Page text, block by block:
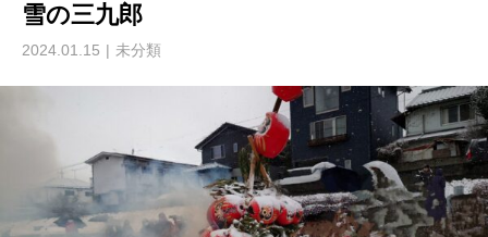
雪の三九郎
2024.01.15 未分類